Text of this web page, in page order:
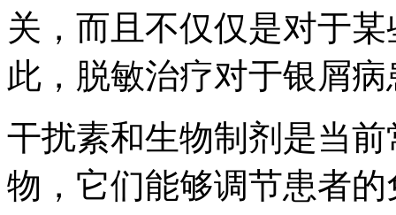
关，而且不仅仅是对于
此，脱敏治疗对于银屑
干扰素和生物制剂是当
物，它们能够调节患者